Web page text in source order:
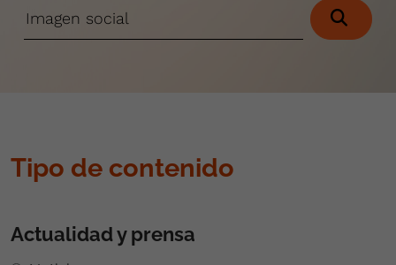
Tipo de contenido
Actualidad y prensa